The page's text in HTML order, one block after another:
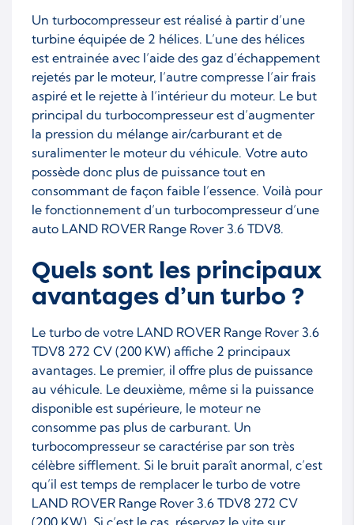
Un turbocompresseur est réalisé à partir d’une
turbine équipée de 2 hélices. L’une des hélices
est entrainée avec l’aide des gaz d’échappement
rejetés par le moteur, l’autre compresse l’air frais
aspiré et le rejette à l’intérieur du moteur. Le but
principal du turbocompresseur est d’augmenter
la pression du mélange air/carburant et de
suralimenter le moteur du véhicule. Votre auto
possède donc plus de puissance tout en
consommant de façon faible l’essence. Voilà pour
le fonctionnement d’un turbocompresseur d’une
auto LAND ROVER Range Rover 3.6 TDV8.
Quels sont les principaux
avantages d’un turbo ?
Le turbo de votre LAND ROVER Range Rover 3.6
TDV8 272 CV (200 KW) affiche 2 principaux
avantages. Le premier, il offre plus de puissance
au véhicule. Le deuxième, même si la puissance
disponible est supérieure, le moteur ne
consomme pas plus de carburant. Un
turbocompresseur se caractérise par son très
célèbre sifflement. Si le bruit paraît anormal, c’est
qu’il est temps de remplacer le turbo de votre
LAND ROVER Range Rover 3.6 TDV8 272 CV
(200 KW). Si c’est le cas, réservez le vite sur